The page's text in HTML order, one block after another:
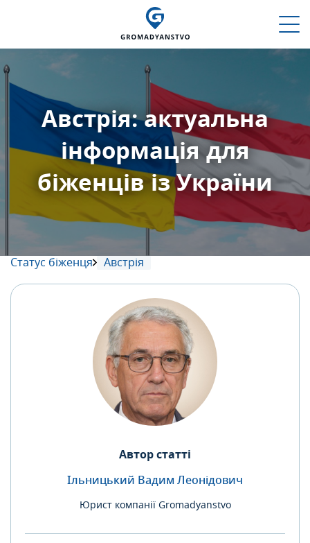
Австрія: актуальна
інформація для
біженців із України
Статус біженця Австрія
Автор статті
Ільницький Вадим Леонідович
Юрист компанії Gromadyanstvo